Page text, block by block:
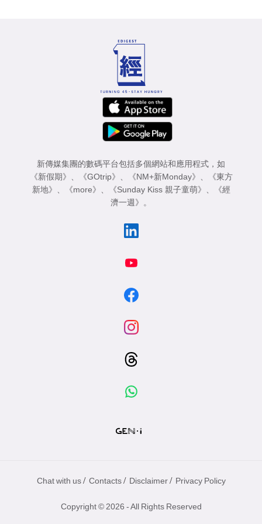
新傳媒集團的數碼平台包括多個網站和應用程式，如
《新假期》
《GOtrip》 《NM+新Monday》
《東方
新地》
《more》 《Sunday Kiss 親子童萌》
《經
濟一週》
。
Chat with us / Contacts / Disclaimer / Privacy Policy
Copyright © 2026 - All Rights Reserved